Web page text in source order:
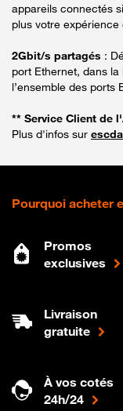
appareils connectés
plus votre
2Gbit/s partagés :
port Ethernet, dans
l’ensemble des ports
** Service Client de
Plus d'infos sur
Pourquoi acheter
Promos
exclusives
Livraison
gratuite
À vos cotés
24h/24